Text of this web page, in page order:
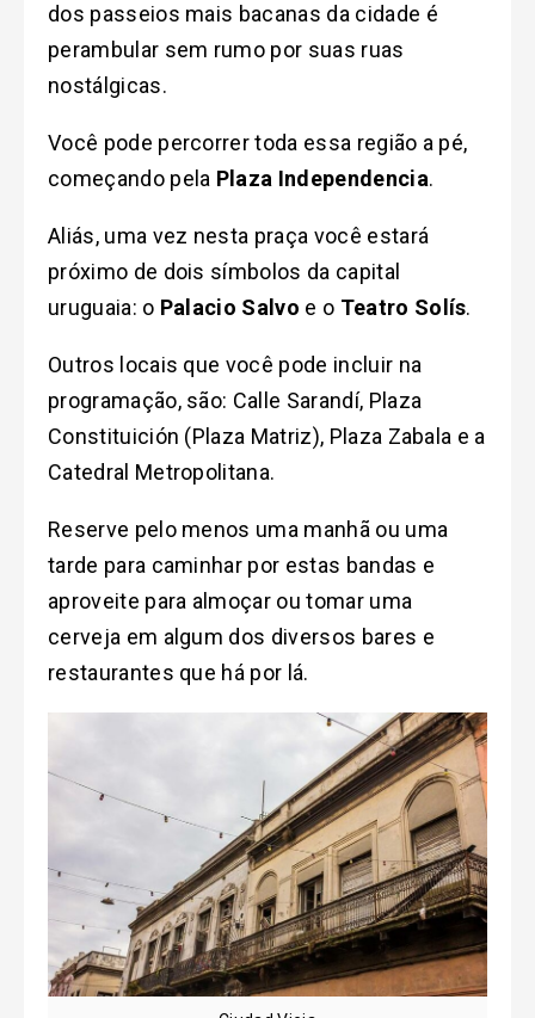
dos passeios mais bacanas da cidade é
perambular sem rumo por suas ruas
nostálgicas.
Você pode percorrer toda essa região a pé,
começando pela Plaza Independencia.
Aliás, uma vez nesta praça você estará
próximo de dois símbolos da capital
uruguaia: o Palacio Salvo e o Teatro Solís.
Outros locais que você pode incluir na
programação, são: Calle Sarandí, Plaza
Constituición (Plaza Matriz), Plaza Zabala e a
Catedral Metropolitana.
Reserve pelo menos uma manhã ou uma
tarde para caminhar por estas bandas e
aproveite para almoçar ou tomar uma
cerveja em algum dos diversos bares e
restaurantes que há por lá.